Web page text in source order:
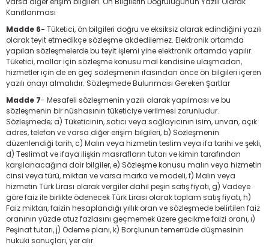
Kanıtlanması
Madde 6- Tüketici, ön bilgileri doğru ve eksiksiz olarak edindiğini yazılı
olarak teyit etmedikçe sözleşme akdedilemez. Elektronik ortamda
yapılan sözleşmelerde bu teyit işlemi yine elektronik ortamda yapılır.
Tüketici, mallar için sözleşme konusu mal kendisine ulaşmadan,
hizmetler için de en geç sözleşmenin ifasından önce ön bilgileri içeren
yazılı onayı almalıdır. Sözleşmede Bulunması Gereken Şartlar
Madde 7- Mesafeli sözleşmenin yazılı olarak yapılması ve bu
sözleşmenin bir nüshasının tüketiciye verilmesi zorunludur.
Sözleşmede; a) Tüketicinin, satıcı veya sağlayıcının isim, unvan, açık
adres, telefon ve varsa diğer erişim bilgileri, b) Sözleşmenin
düzenlendiği tarih, c) Malın veya hizmetin teslim veya ifa tarihi ve şekli,
d) Teslimat ve ifaya ilişkin masrafların tutarı ve kimin tarafından
karşılanacağına dair bilgiler, e) Sözleşme konusu malın veya hizmetin
cinsi veya türü, miktarı ve varsa marka ve modeli, f) Malın veya
hizmetin Türk Lirası olarak vergiler dahil peşin satış fiyatı, g) Vadeye
göre faiz ile birlikte ödenecek Türk Lirası olarak toplam satış fiyatı, h)
Faiz miktarı, faizin hesaplandığı yıllık oran ve sözleşmede belirtilen faiz
oranının yüzde otuz fazlasını geçmemek üzere gecikme faizi oranı, ı)
Peşinat tutarı, j) Ödeme planı, k) Borçlunun temerrüde düşmesinin
hukuki sonuçları, yer alır.